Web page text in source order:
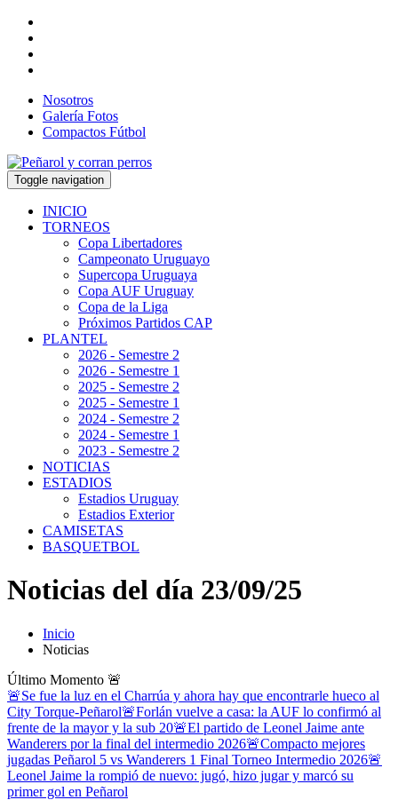
Nosotros
Galería Fotos
Compactos Fútbol
Toggle navigation
INICIO
TORNEOS
Copa Libertadores
Campeonato Uruguayo
Supercopa Uruguaya
Copa AUF Uruguay
Copa de la Liga
Próximos Partidos CAP
PLANTEL
2026 - Semestre 2
2026 - Semestre 1
2025 - Semestre 2
2025 - Semestre 1
2024 - Semestre 2
2024 - Semestre 1
2023 - Semestre 2
NOTICIAS
ESTADIOS
Estadios Uruguay
Estadios Exterior
CAMISETAS
BASQUETBOL
Noticias del día 23/09/25
Inicio
Noticias
Último Momento 🚨
🚨Se fue la luz en el Charrúa y ahora hay que encontrarle hueco al
City Torque-Peñarol🚨Forlán vuelve a casa: la AUF lo confirmó al
frente de la mayor y la sub 20🚨El partido de Leonel Jaime ante
Wanderers por la final del intermedio 2026🚨Compacto mejores
jugadas Peñarol 5 vs Wanderers 1 Final Torneo Intermedio 2026🚨
Leonel Jaime la rompió de nuevo: jugó, hizo jugar y marcó su
primer gol en Peñarol